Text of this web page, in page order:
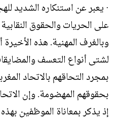
· يعبر عن استنكاره الشديد
على الحريات والحقوق
وبالغرف المهنية. هذه
لشتى أنواع التعسف
بمجرد التحاقهم بالاتحاد
بحقوقهم المهضومة. وإن
إذ يذكر بمعاناة الموظفين